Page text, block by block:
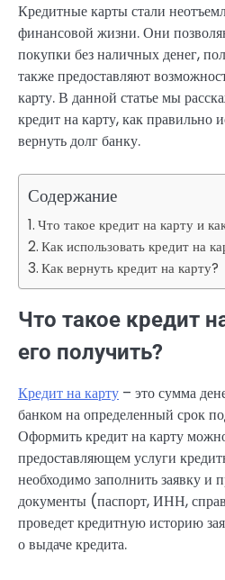
Кредитные карты стали
финансовой жизни. Они
покупки без наличных денег,
также предоставляют
карту. В данной статье мы
кредит на карту, как правильно
вернуть долг банку.
Содержание
Что такое кредит на карту и
Как использовать кредит на
Как вернуть кредит на карту?
Что такое кредит
его получить?
Кредит на карту – это сумма
банком на определенный срок
Оформить кредит на карту
предоставляющем услуги
необходимо заполнить заявку и
документы (паспорт, ИНН,
проведет кредитную историю
о выдаче кредита.